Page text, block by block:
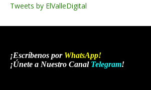
Tweets by ElValleDigital
¡Escríbenos por WhatsApp!
¡Únete a Nuestro Canal Telegram!